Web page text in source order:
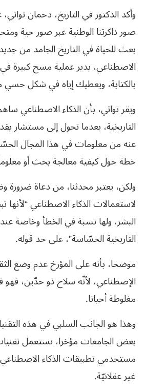
وأكد الدكتور في التاريخ، دحمان
صور ذاكرتنا الوطنية عبر صور حية
بعث للحياة في التاريخ الجامد من
الاصطناعي، يدير عملية مسح كبيرة
بالكتابة، ويعطيك إياه في شكل
ويقر تواتي، بأن الذكاء الاصطناعي
التاريخية، بعدما تحول إلى مستشار
عنه من معلومات في هذا المجال
خطة حول كيفية معالجة بحث أو
ولكن، يعتبر محدثنا، من دعاة
لاستعمالات الذكاء الاصطناعي
البشر، ولها نسبة في الخطأ وخاصة عند
التاريخية الحسّاسة”، على حد قوله.
موضحا، بأنه على المؤرخ عدم وضع
الإصطناعي، لأنّه سلاح ذو حدّين،
مغلوطة أحيانا.
وهذا هو الجانب السلبي في هذه
بعض الجامعات مؤخرا، تستعمل
مستخدمي تطبيقات الذكاء
غير عقلانيّة.